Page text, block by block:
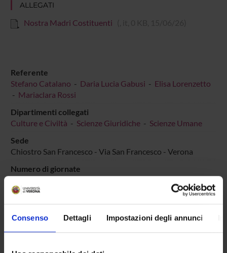
Consenso Dettagli Impostazioni degli annunci
ALLEGATI
Nostra Madri Costituenti
Referente
Stefano Catalano - Daria Lucia Gabusi - Elisa Lorenzetto
- Mariaclara Rossi
Dipartimenti collegati
Culture e Civiltà - Scienze Giuridiche - Scienze Umane
Sede
Chiostro San Francesco - Via San Francesco - Verona
Numero di giornate
Obiettivi
nella realizzazione di una mostra sulle Madri Costituenti